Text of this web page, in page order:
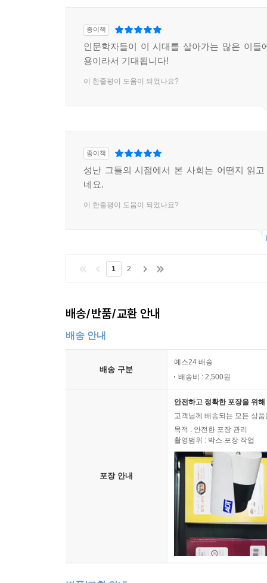
종이책
인문학자들이 이 시대를 살아가는 많은 이들
용이라서 기대됩니다!
이 한줄평이 도움이 되었나요?
종이책
성난 그들의 시점에서 본 사회는 어떤지 읽
네요.
이 한줄평이 도움이 되었나요?
1 2
배송/반품/교환 안내
배송 안내
배송 구분
예스24 배송
배송비 : 2,500원
포장 안내
안전하고 정확한 포장을 위
고객님께 배송되는 모든 상
목적 : 안전한 포장 관리
촬영범위 : 박스 포장 작업